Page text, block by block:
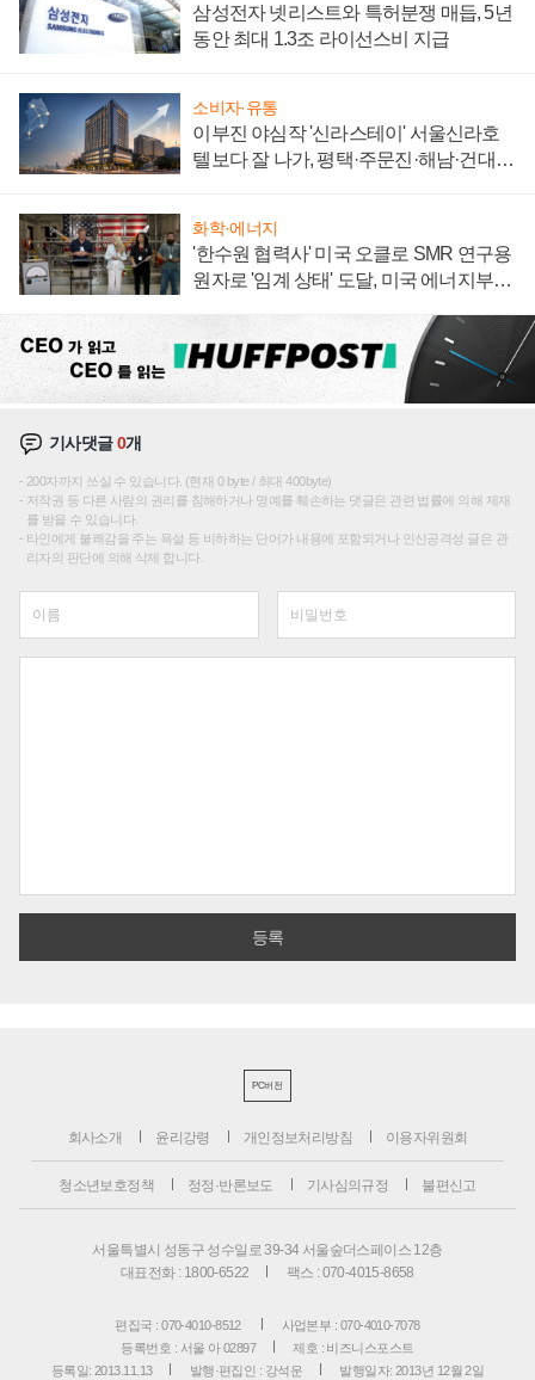
삼성전자 넷리스트와 특허분쟁 매듭, 5년
동안 최대 1.3조 라이선스비 지급
소비자·유통
이부진 야심작 '신라스테이' 서울신라호
텔보다 잘 나가, 평택·주문진·해남·건대로
화학·에너지
'한수원 협력사' 미국 오클로 SMR 연구용
원자로 '임계 상태' 도달, 미국 에너지부
기사댓글0개
200자까지 쓰실 수 있습니다. (현재 0 byte / 최대 400byte)
저작권 등 다른 사람의 권리를 침해하거나 명예를 훼손하는 댓글은 관련 법률에 의해 제재
를 받을 수 있습니다.
타인에게 불쾌감을 주는 욕설 등 비하하는 단어가 내용에 포함되거나 인신공격성 글은 관
리자의 판단에 의해 삭제 합니다.
PC버전
회사소개 윤리강령 개인정보처리방침 이용자위원회
청소년보호정책 정정·반론보도 기사심의규정 불편신고
서울특별시 성동구 성수일로 39-34 서울숲더스페이스 12층
대표전화 : 1800-6522
팩스 : 070-4015-8658
편집국 : 070-4010-8512
사업본부 : 070-4010-7078
등록번호 : 서울 아 02897
제호 : 비즈니스포스트
등록일: 2013.11.13
발행·편집인 : 강석운 발행일자: 2013년 12월 2일